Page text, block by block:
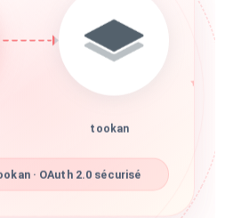
tookan
· OAuth 2.0 sécurisé